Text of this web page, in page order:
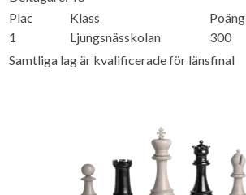
Plac
Klass
Poäng
1
Ljungsnässkolan
300
Samtliga lag är kvalificerade för länsfinal